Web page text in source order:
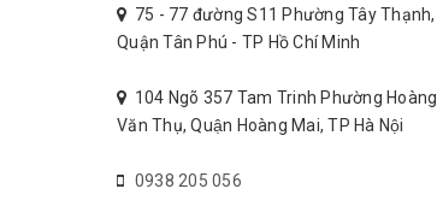
75 - 77 đường S11 Phường Tây Thạnh,
Quận Tân Phú - TP Hồ Chí Minh
104 Ngõ 357 Tam Trinh Phường Hoàng
Văn Thụ, Quận Hoàng Mai, TP Hà Nội
0938 205 056